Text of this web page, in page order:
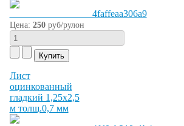
Цена: 250руб/рулон
Лист
оцинкованный
гладкий 1,25х2,5
м толщ.0,7 мм